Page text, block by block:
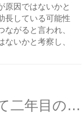
原因ではないかと
長している可能性
がると言われ、
いかと考察し、
耕作放棄地から水稲に戻して二年目の土でカラスノエンドウを見かけた